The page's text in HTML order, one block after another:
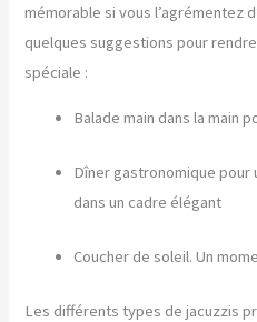
mémorable si vous l’agrémentez
quelques suggestions pour
spéciale :
Balade main dans la main
Dîner gastronomique pour
dans un cadre élégant
Coucher de soleil. Un
Les différents types de jacuzzis